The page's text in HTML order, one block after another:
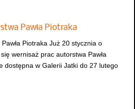
Pawła Piotraka
Piotraka Już 20 stycznia o
wernisaż prac autorstwa Pawła
dostępna w Galerii Jatki do 27 lutego